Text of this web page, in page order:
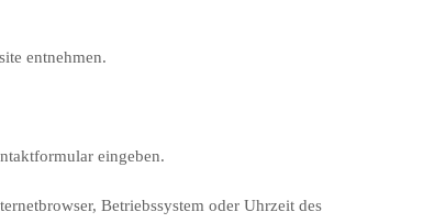
entnehmen.
eingeben.
Betriebssystem oder Uhrzeit des